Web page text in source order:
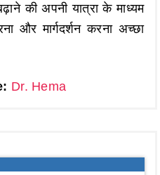
की अपनी यात्रा के माध्यम
और मार्गदर्शन करना अच्छा
Dr. Hema